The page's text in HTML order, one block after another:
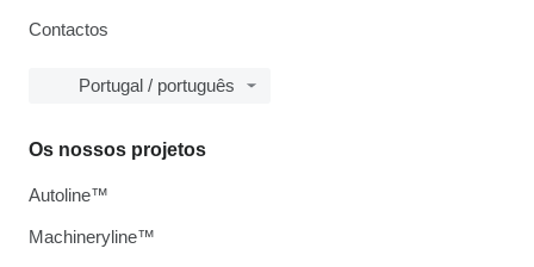
Contactos
Portugal / português
Os nossos projetos
Autoline™
Machineryline™